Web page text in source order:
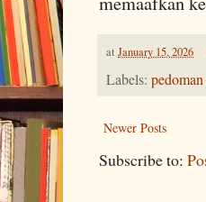
at January 15, 2026
Labels:
Newer Posts
Subscribe to: